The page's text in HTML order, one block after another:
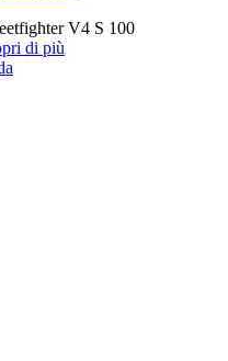
V4 S 100
di più